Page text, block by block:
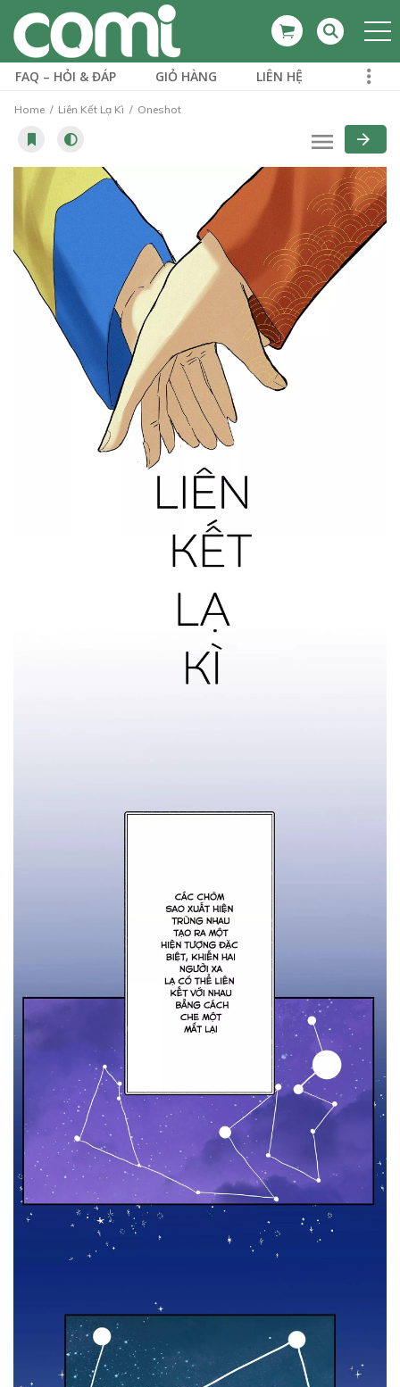
FAQ – HỎI & ĐÁP GIỎ HÀNG LIÊN HỆ
Home Liên Kết Lạ Kì Oneshot